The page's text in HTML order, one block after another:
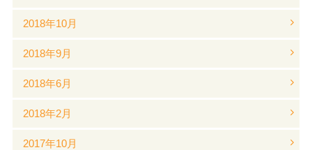
2018年10月
2018年9月
2018年6月
2018年2月
2017年10月